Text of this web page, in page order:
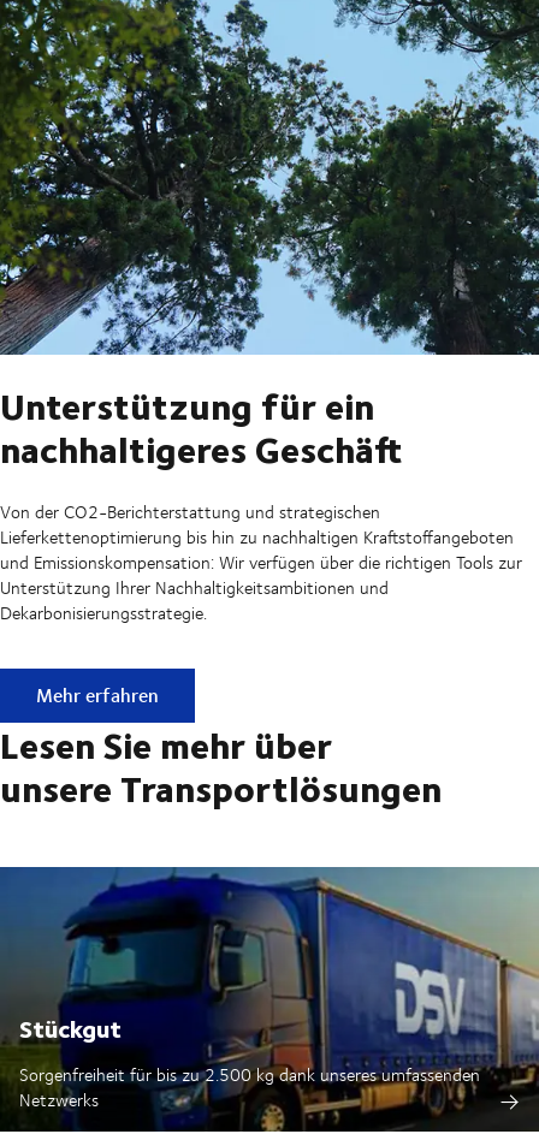
Unterstützung für ein
nachhaltigeres Geschäft
Von der CO2-Berichterstattung und strategischen
Lieferkettenoptimierung bis hin zu nachhaltigen Kraftstoffangeboten
und Emissionskompensation: Wir verfügen über die richtigen Tools zur
Unterstützung Ihrer Nachhaltigkeitsambitionen und
Dekarbonisierungsstrategie.
Unterstützung für ein nachhaltigeres Geschäft
Mehr erfahren
Lesen Sie mehr über
unsere Transportlösungen
Stückgut
Sorgenfreiheit für bis zu 2.500 kg dank unseres umfassenden
Netzwerks